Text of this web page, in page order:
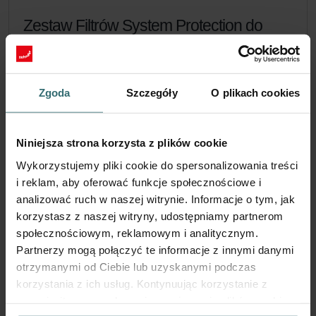
Zgoda Szczegóły O plikach cookies
Niniejsza strona korzysta z plików cookie
Wykorzystujemy pliki cookie do spersonalizowania treści
i reklam, aby oferować funkcje społecznościowe i
analizować ruch w naszej witrynie. Informacje o tym, jak
korzystasz z naszej witryny, udostępniamy partnerom
społecznościowym, reklamowym i analitycznym.
Partnerzy mogą połączyć te informacje z innymi danymi
otrzymanymi od Ciebie lub uzyskanymi podczas
korzystania z ich usług. Kontynuując korzystanie z
Zestaw Filtrów System Protection do
Zehnder ComfoAir 200 | Zehnder
Original
Zestaw filtrów chroniący system wentylacyjny przed
zabrudzeniem i zapewniający dodatkowy komfort w domu -
CRS (G4) / CRS (G4)
225
Na stanie
Dostawa odbywa się zazwyczaj w ciągu 2–5 dni roboczych
PLN
199.97
z VAT
bez kosztów wysyłki
Dodaj do koszyka